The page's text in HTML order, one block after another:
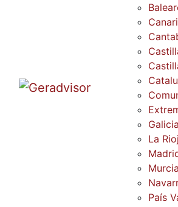
Galicia
La
Murcia
País